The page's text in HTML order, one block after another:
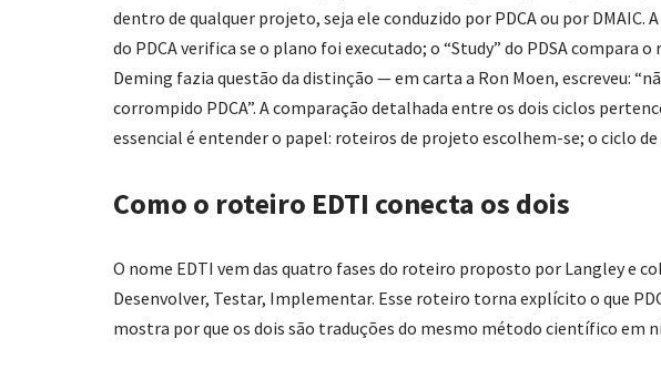
dentro de qualquer projeto, seja ele conduzido por PDCA ou por DMAIC.
do PDCA verifica se o plano foi executado; o “Study” do PDSA compara
Deming fazia questão da distinção — em carta a Ron Moen, escreveu:
corrompido PDCA”. A comparação detalhada entre os dois ciclos
essencial é entender o papel: roteiros de projeto escolhem-se; o ciclo
Como o roteiro EDTI conecta os dois
O nome EDTI vem das quatro fases do roteiro proposto por Langley e
Desenvolver, Testar, Implementar. Esse roteiro torna explícito o que
mostra por que os dois são traduções do mesmo método científico em